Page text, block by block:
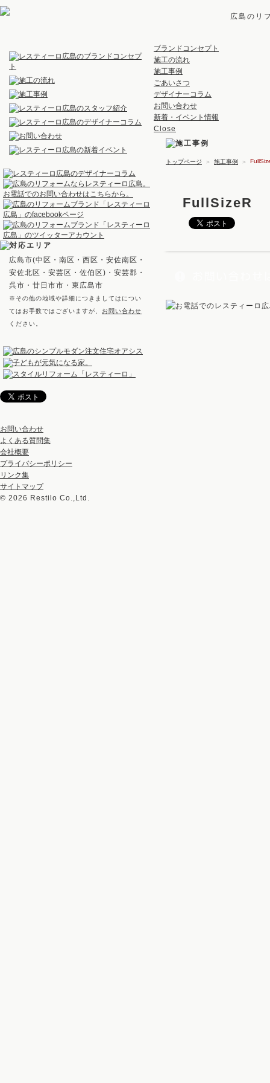
広島のリ
ブランドコンセプト
施工の流れ
施工事例
ごあいさつ
デザイナーコラム
お問い合わせ
新着・イベント情報
Close
トップページ ＞ 施工事例 ＞
FullSizeR
広島市(中区・南区・西区・安佐南区・
安佐北区・安芸区・佐伯区)・安芸郡・
呉市・廿日市市・東広島市
※その他の地域や詳細につきましてはについ
てはお手数ではございますが、 お問い合わせ
ください。
お問い合わせ
よくある質問集
会社概要
プライバシーポリシー
リンク集
サイトマップ
© 2026 Restilo Co.,Ltd.